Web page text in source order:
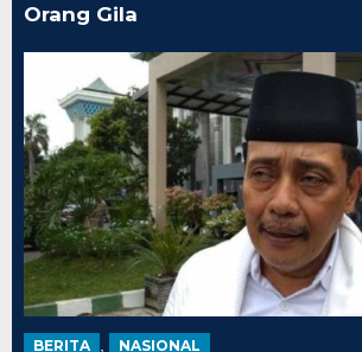
Orang Gila
BERITA , NASIONAL